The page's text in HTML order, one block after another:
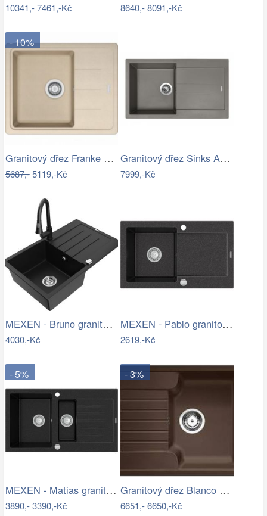
10341,-7461,-Kč 8640,-8091,-Kč
- 10%
Granitový dřez Franke BFG 611-62…
5687,-5119,-Kč
Granitový dřez Sinks AMANDA 860 Truffle
7999,-Kč
MEXEN - Bruno granitový dřez 1 s…
4030,-Kč
MEXEN - Pablo granitový dřez 1 s…
2619,-Kč
- 5%
MEXEN - Matias granitový dřez s malým…
3890,-3390,-Kč
- 3%
Granitový dřez Blanco ZIA 40 S kávová…
6651,-6650,-Kč